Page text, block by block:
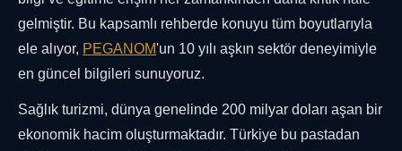
gelmiştir. Bu kapsamlı rehberde konuyu tüm boyutlarıyla
ele alıyor, PEGANOM'un 10 yılı aşkın sektör deneyimiyle
en güncel bilgileri sunuyoruz.
Sağlık turizmi, dünya genelinde 200 milyar doları aşan bir
ekonomik hacim oluşturmaktadır. Türkiye bu pastadan